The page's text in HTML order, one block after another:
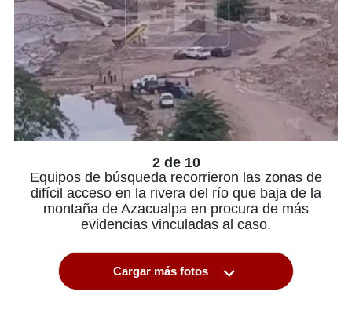
2 de 10
Equipos de búsqueda recorrieron las zonas de
difícil acceso en la rivera del río que baja de la
montaña de Azacualpa en procura de más
evidencias vinculadas al caso.
Cargar más fotos